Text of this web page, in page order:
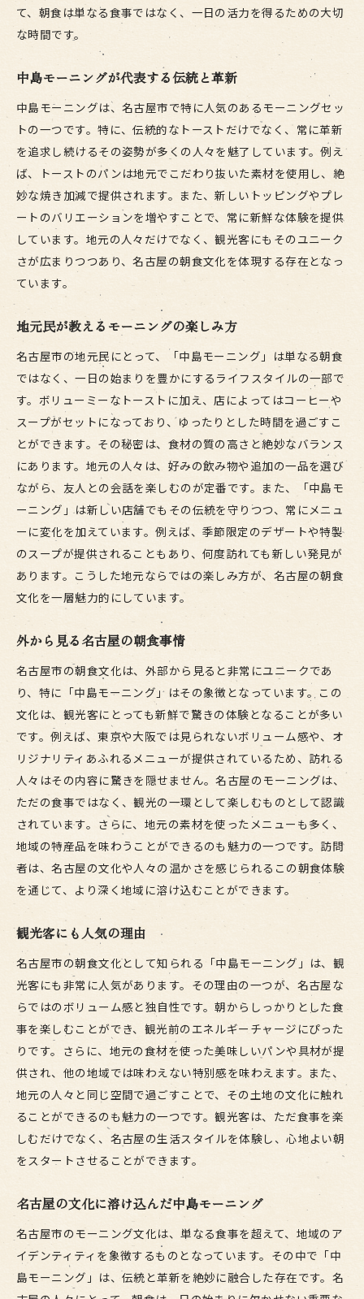
て、朝食は単なる食事ではなく、一日の活力を得るための大切
な時間です。
中島モーニングが代表する伝統と革新
中島モーニングは、名古屋市で特に人気のあるモーニングセッ
トの一つです。特に、伝統的なトーストだけでなく、常に革新
を追求し続けるその姿勢が多くの人々を魅了しています。例え
ば、トーストのパンは地元でこだわり抜いた素材を使用し、絶
妙な焼き加減で提供されます。また、新しいトッピングやプレ
ートのバリエーションを増やすことで、常に新鮮な体験を提供
しています。地元の人々だけでなく、観光客にもそのユニーク
さが広まりつつあり、名古屋の朝食文化を体現する存在となっ
ています。
地元民が教えるモーニングの楽しみ方
名古屋市の地元民にとって、「中島モーニング」は単なる朝食
ではなく、一日の始まりを豊かにするライフスタイルの一部で
す。ボリューミーなトーストに加え、店によってはコーヒーや
スープがセットになっており、ゆったりとした時間を過ごすこ
とができます。その秘密は、食材の質の高さと絶妙なバランス
にあります。地元の人々は、好みの飲み物や追加の一品を選び
ながら、友人との会話を楽しむのが定番です。また、「中島モ
ーニング」は新しい店舗でもその伝統を守りつつ、常にメニュ
ーに変化を加えています。例えば、季節限定のデザートや特製
のスープが提供されることもあり、何度訪れても新しい発見が
あります。こうした地元ならではの楽しみ方が、名古屋の朝食
文化を一層魅力的にしています。
外から見る名古屋の朝食事情
名古屋市の朝食文化は、外部から見ると非常にユニークであ
り、特に「中島モーニング」はその象徴となっています。この
文化は、観光客にとっても新鮮で驚きの体験となることが多い
です。例えば、東京や大阪では見られないボリューム感や、オ
リジナリティあふれるメニューが提供されているため、訪れる
人々はその内容に驚きを隠せません。名古屋のモーニングは、
ただの食事ではなく、観光の一環として楽しむものとして認識
されています。さらに、地元の素材を使ったメニューも多く、
地域の特産品を味わうことができるのも魅力の一つです。訪問
者は、名古屋の文化や人々の温かさを感じられるこの朝食体験
を通じて、より深く地域に溶け込むことができます。
観光客にも人気の理由
名古屋市の朝食文化として知られる「中島モーニング」は、観
光客にも非常に人気があります。その理由の一つが、名古屋な
らではのボリューム感と独自性です。朝からしっかりとした食
事を楽しむことができ、観光前のエネルギーチャージにぴった
りです。さらに、地元の食材を使った美味しいパンや具材が提
供され、他の地域では味わえない特別感を味わえます。また、
地元の人々と同じ空間で過ごすことで、その土地の文化に触れ
ることができるのも魅力の一つです。観光客は、ただ食事を楽
しむだけでなく、名古屋の生活スタイルを体験し、心地よい朝
をスタートさせることができます。
名古屋の文化に溶け込んだ中島モーニング
名古屋市のモーニング文化は、単なる食事を超えて、地域のア
イデンティティを象徴するものとなっています。その中で「中
島モーニング」は、伝統と革新を絶妙に融合した存在です。名